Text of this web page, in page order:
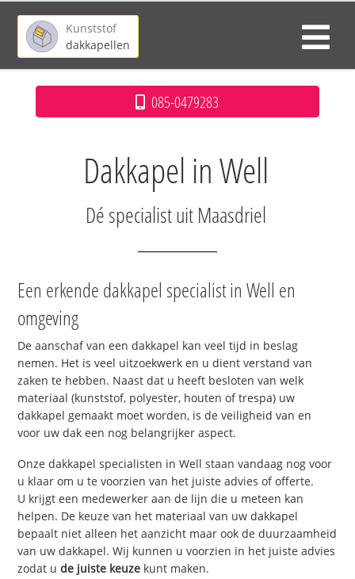
Kunststof
dakkapellen
085-0479283
Dakkapel in Well
Dé specialist uit Maasdriel
Een erkende dakkapel specialist in Well en
omgeving
De aanschaf van een dakkapel kan veel tijd in beslag
nemen. Het is veel uitzoekwerk en u dient verstand van
zaken te hebben. Naast dat u heeft besloten van welk
materiaal (kunststof, polyester, houten of trespa) uw
dakkapel gemaakt moet worden, is de veiligheid van en
voor uw dak een nog belangrijker aspect.
Onze dakkapel specialisten in Well staan vandaag nog voor
u klaar om u te voorzien van het juiste advies of offerte.
U krijgt een medewerker aan de lijn die u meteen kan
helpen. De keuze van het materiaal van uw dakkapel
bepaalt niet alleen het aanzicht maar ook de duurzaamheid
van uw dakkapel. Wij kunnen u voorzien in het juiste advies
zodat ude juiste keuze kunt maken.